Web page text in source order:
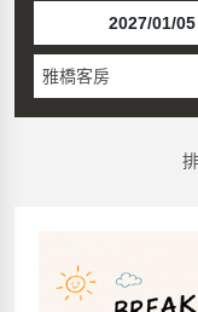
雅橋客房